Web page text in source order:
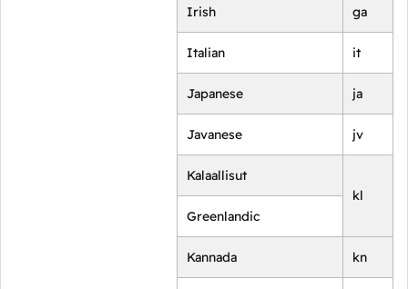
Irish ga
Italian it
Japanese ja
Javanese jv
Kalaallisut
kl
Greenlandic
Kannada kn